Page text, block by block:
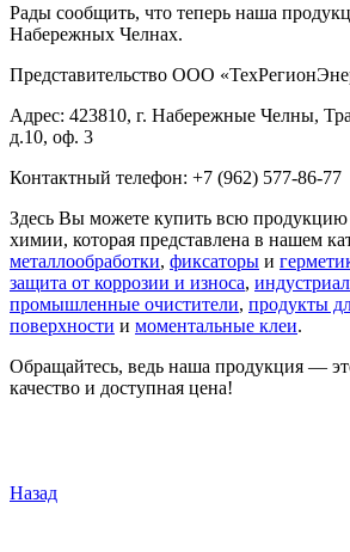
Рады сообщить, что теперь наша
Набережных Челнах.
Представительство ООО
Адрес: 423810, г. Набережные Челны,
д.10, оф. 3
Контактный телефон: +7 (962) 577-86-77
Здесь Вы можете купить всю
химии, которая представлена в нашем
металлообработки, фиксаторы и
защита от коррозии и износа,
промышленные очистители, продукты
поверхности и моментальные клеи.
Обращайтесь, ведь наша продукция —
качество и доступная цена!
Назад